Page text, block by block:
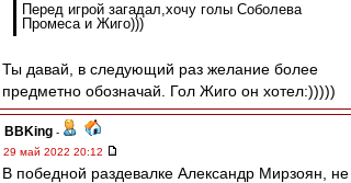
Перед игрой загадал,хочу голы Соболева
Промеса и Жиго)))
Ты давай, в следующий раз желание более
предметно обозначай. Гол Жиго он хотел:)))))
BBKing -
29 май 2022 20:12
В победной раздевалке Александр Мирзоян, не